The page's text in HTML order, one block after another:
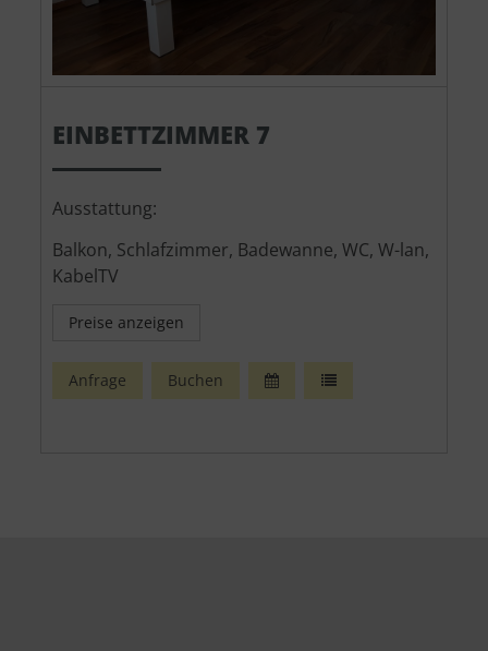
EINBETTZIMMER 7
Ausstattung:
Balkon, Schlafzimmer, Badewanne, WC, W-lan,
KabelTV
Preise anzeigen
Anfrage Buchen